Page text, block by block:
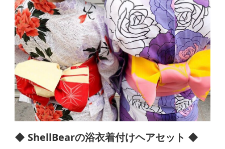
◆ ShellBearの浴衣着付けヘアセット ◆